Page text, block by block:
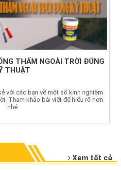
THẤM NGOÀI TRỜI ĐÚNG
THUẬT
với các bạn về một số kinh nghiệm
Tham khảo bài viết để hiểu rõ hơn
nhé
Xem tất cả